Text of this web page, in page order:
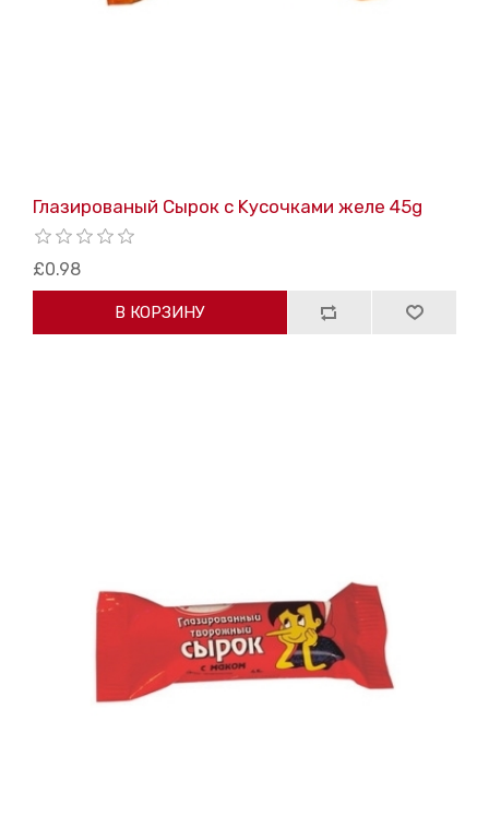
Глазированый Cырок с Kусочками желе 45g
£0.98
В КОРЗИНУ